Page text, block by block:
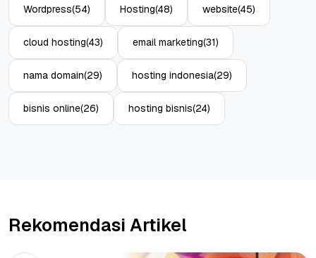
Wordpress(54) Hosting(48) website(45)
cloud hosting(43) email marketing(31)
nama domain(29) hosting indonesia(29)
bisnis online(26) hosting bisnis(24)
Rekomendasi Artikel